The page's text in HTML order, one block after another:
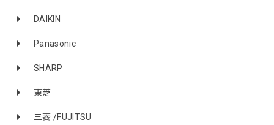
DAIKIN
Panasonic
SHARP
東芝
三菱 /FUJITSU